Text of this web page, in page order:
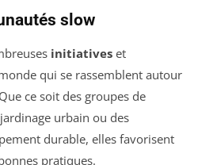
slow
initiatives et
qui se rassemblent autour
ce soit des groupes de
urbain ou des
durable, elles favorisent
pratiques.